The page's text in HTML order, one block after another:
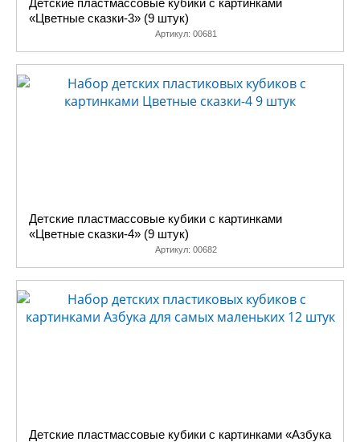
кубиках из-за особенностей материала, на который невозможно
нанести полноцветное изображение.
Мы стараемся делать такое полное описание к каждому набору
своему ребенку. Учитывая, что в нашей стране никто не выпускает
такое количество кубиков из пластмассы, как по количеству, так и по
Детские пластмассовые кубики с картинками
«Цветные сказки-3» (9 штук)
Артикул: 00681
Детские пластмассовые кубики с картинками
«Цветные сказки-4» (9 штук)
Артикул: 00682
Детские пластмассовые кубики с картинками «Азбука